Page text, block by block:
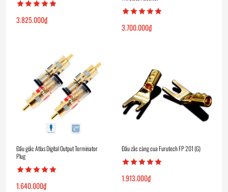
3.825.000₫
3.700.000₫
Đầu giắc Atlas Digital Output Terminator
Plug
1.640.000₫
Đầu zắc càng cua Furutech FP 201 (G)
1.913.000₫